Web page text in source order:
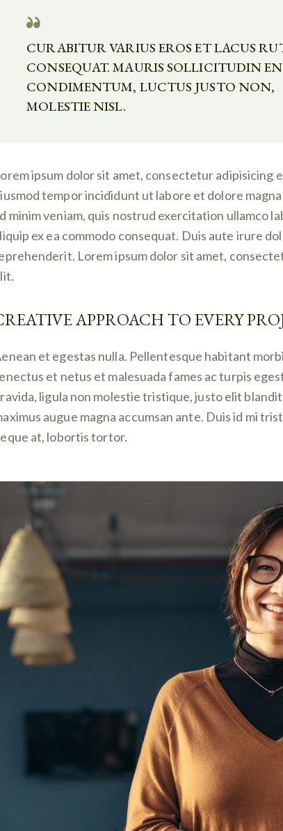
CURABITUR VARIUS EROS ET LACUS
CONSEQUAT. MAURIS SOLLICITUDIN
CONDIMENTUM, LUCTUS JUSTO NON,
MOLESTIE NISL.
ipsum dolor sit amet, consectetur adipisicing
tempor incididunt ut labore et dolore
minim veniam, quis nostrud exercitation ullamco
ex ea commodo consequat. Duis aute irure
Lorem ipsum dolor sit amet,
APPROACH TO EVERY
et egestas nulla. Pellentesque habitant
et netus et malesuada fames ac turpis
ligula non molestie tristique, justo elit
augue magna accumsan ante. Duis id mi
at, lobortis tortor.